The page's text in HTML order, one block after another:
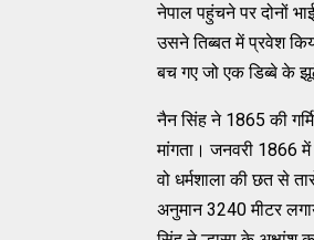
नेपाल पहुंचने पर दोनों
उसने तिब्बत में प्रवेश
बच गए जो एक डिब्बे के
नैन सिंह ने 1865 की
मांगता। जनवरी 1866
वो धर्मशाला की छत से
अनुमान 3240 मीटर